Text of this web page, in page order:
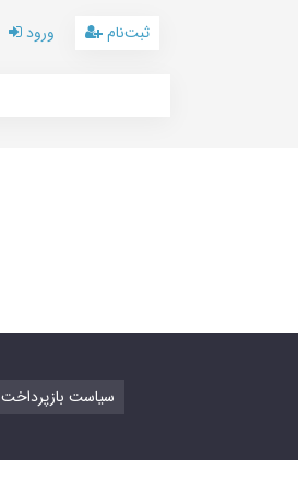
ورود ثبت‌نام
Refund Policy سیاست بازپرداخت